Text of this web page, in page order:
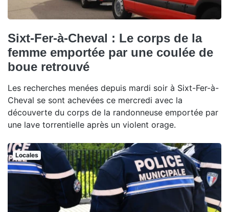
Sixt-Fer-à-Cheval : Le corps de la
femme emportée par une coulée de
boue retrouvé
Les recherches menées depuis mardi soir à Sixt-Fer-à-
Cheval se sont achevées ce mercredi avec la
découverte du corps de la randonneuse emportée par
une lave torrentielle après un violent orage.
Locales